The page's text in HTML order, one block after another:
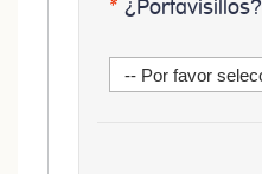
* ¿Portavisillos?